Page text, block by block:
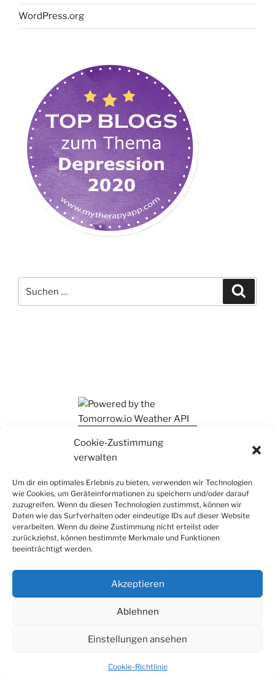
Cookie-Zustimmung
verwalten
Um dir ein optimales Erlebnis zu bieten, verwenden wir Technologien
wie Cookies, um Geräteinformationen zu speichern und/oder darauf
zuzugreifen. Wenn du diesen Technologien zustimmst, können wir
Daten wie das Surfverhalten oder eindeutige IDs auf dieser Website
verarbeiten. Wenn du deine Zustimmung nicht erteilst oder
zurückziehst, können bestimmte Merkmale und Funktionen
beeinträchtigt werden.
Akzeptieren
Ablehnen
Einstellungen ansehen
Cookie-Richtlinie
WordPress.org
nach: